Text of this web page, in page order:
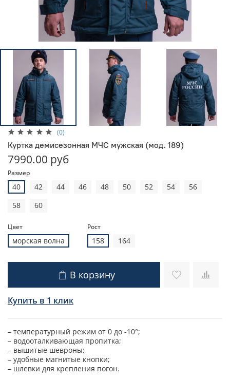
(0)
Куртка демисезонная МЧС мужская (мод. 189)
7990.00 руб
Размер
40 42 44 46 48 50 52 54
56
58
60
Цвет
морская волна
Рост
158 164
В корзину
Купить в 1 клик
– температурный режим от 0 до -10°;
– водооталкивающая пропитка;
– вышитые шевроны;
– удобные магнитые кнопки;
– шлевки для крепления погон.